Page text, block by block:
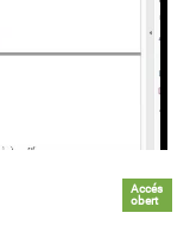
Accés
obert